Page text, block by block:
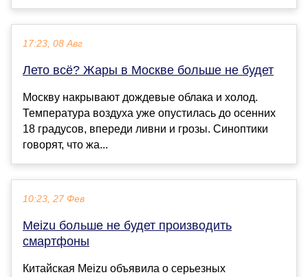
17:23, 08 Авг
Лето всё? Жары в Москве больше не будет
Москву накрывают дождевые облака и холод.
Температура воздуха уже опустилась до осенних
18 градусов, впереди ливни и грозы. Синоптики
говорят, что жа...
10:23, 27 Фев
Meizu больше не будет производить
смартфоны
Китайская Meizu объявила о серьезных